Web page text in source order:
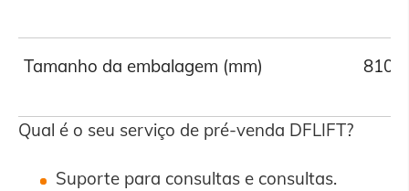
Tamanho da embalagem (mm)
Qual é o seu serviço de pré-venda DFLIFT?
Suporte para consultas e consultas.